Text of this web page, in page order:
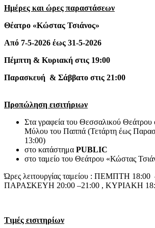
Ημέρες και ώρες παραστάσεων
Θέατρο «Κώστας Τσιάνος»
Από 7-5-2026 έως 31-5-2026
Πέμπτη & Κυριακή στις 19:00
Παρασκευή & Σάββατο στις 21:00
Προπώληση εισιτήριων
Στα γραφεία του Θεσσαλικού Θεάτρου
Μύλου του Παππά (Τετάρτη έως
13:00)
στο κατάστημα PUBLIC
στο ταμείο του Θεάτρου «Κώστας
Ώρες λειτουργίας ταμείου : ΠΕΜΠΤΗ 18:00
ΠΑΡΑΣΚΕΥΗ 20:00 –21:00 , ΚΥΡΙΑΚΗ
Τιμές εισιτηρίων